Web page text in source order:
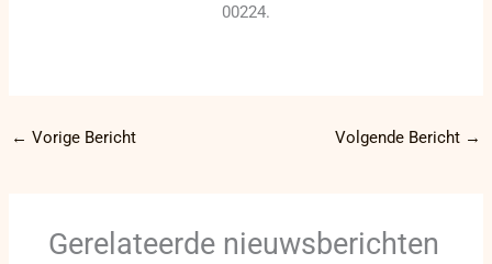
00224.
← Vorige Bericht Volgende Bericht →
Gerelateerde nieuwsberichten